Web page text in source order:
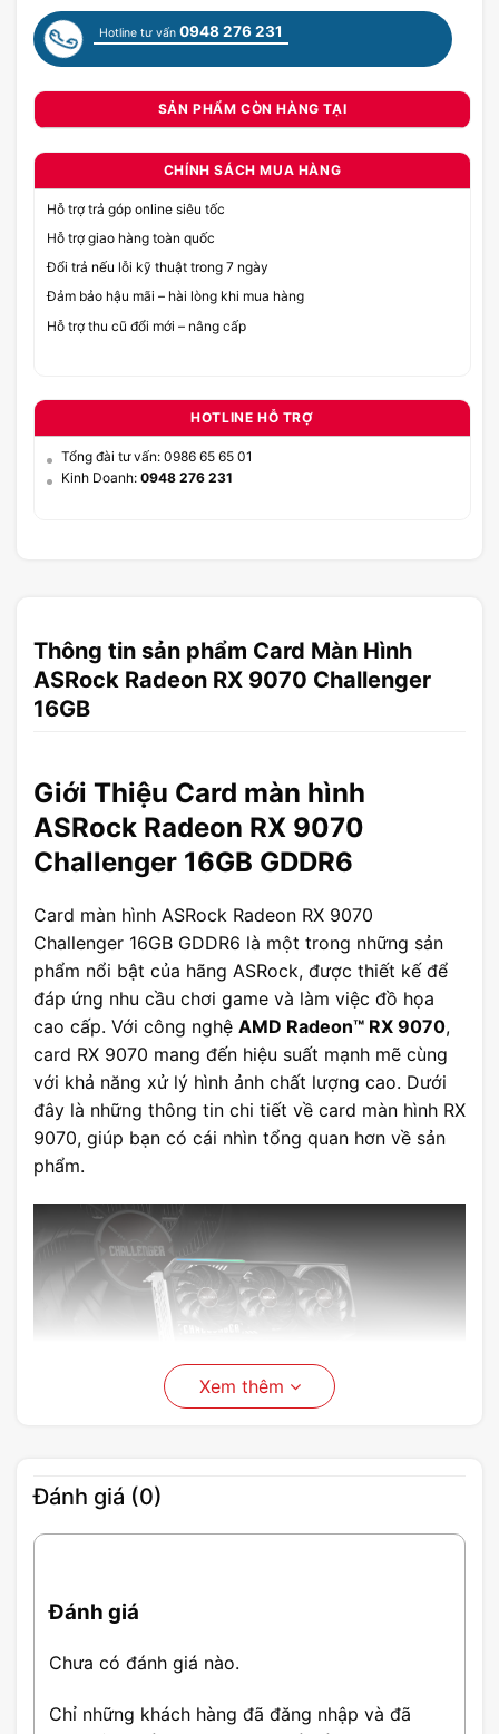
Hotline tư vấn 0948 276 231
SẢN PHẨM CÒN HÀNG TẠI
CHÍNH SÁCH MUA HÀNG
Hỗ trợ trả góp online siêu tốc
Hỗ trợ giao hàng toàn quốc
Đổi trả nếu lỗi kỹ thuật trong 7 ngày
Đảm bảo hậu mãi – hài lòng khi mua hàng
Hỗ trợ thu cũ đổi mới – nâng cấp
HOTLINE HỖ TRỢ
Tổng đài tư vấn: 0986 65 65 01
Kinh Doanh: 0948 276 231
Thông tin sản phẩm Card Màn Hình
ASRock Radeon RX 9070 Challenger
16GB
Giới Thiệu Card màn hình
ASRock Radeon RX 9070
Challenger 16GB GDDR6
Card màn hình ASRock Radeon RX 9070
Challenger 16GB GDDR6 là một trong những sản
phẩm nổi bật của hãng ASRock, được thiết kế để
đáp ứng nhu cầu chơi game và làm việc đồ họa
cao cấp. Với công nghệ AMD Radeon™ RX 9070,
card RX 9070 mang đến hiệu suất mạnh mẽ cùng
với khả năng xử lý hình ảnh chất lượng cao. Dưới
đây là những thông tin chi tiết về card màn hình RX
9070, giúp bạn có cái nhìn tổng quan hơn về sản
phẩm.
Card màn hình ASRock Radeon RX 9070
Thông Số Card màn hình
ASRock Radeon RX 9070
GPU:AMD Radeon™ RX 9070
Tiêu chuẩn Bus:
PCI® Express 5.0 x16
4.6
Xem thêm
Đánh giá (0)
Đánh giá
Chưa có đánh giá nào.
Chỉ những khách hàng đã đăng nhập và đã